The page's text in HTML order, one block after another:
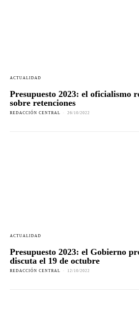
ACTUALIDAD
Presupuesto 2023: el oficialismo
sobre retenciones
REDACCIÓN CENTRAL - 26/10/2022
ACTUALIDAD
Presupuesto 2023: el Gobierno
discuta el 19 de octubre
REDACCIÓN CENTRAL - 12/10/2022